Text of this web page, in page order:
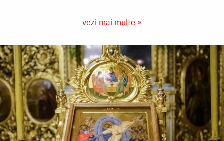
vezi mai multe »